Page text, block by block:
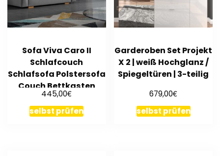
Sofa Viva Caro II
Schlafcouch
Schlafsofa Polstersofa
Couch Bettkasten
Bettfunktion
445,00€
selbst prüfen
Garderoben Set Projekt
X 2 | weiß Hochglanz /
Spiegeltüren | 3-teilig
679,00€
selbst prüfen